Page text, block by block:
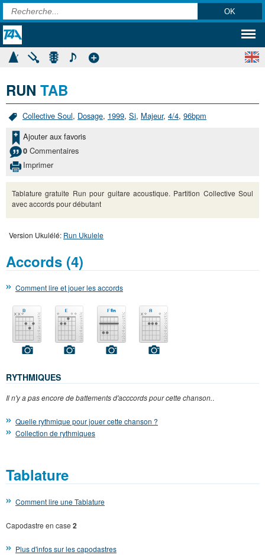
RUN TAB
Collective Soul, Dosage, 1999, Si, Majeur, 4/4, 96bpm
Ajouter aux favoris
0 Commentaires
Imprimer
Tablature gratuite Run pour guitare acoustique. Partition Collective Soul
avec accords pour débutant
Version Ukulélé: Run Ukulele
Accords (4)
Comment lire et jouer les accords
RYTHMIQUES
Il n'y a pas encore de battements d'acccords pour cette chanson..
Quelle rythmique pour jouer cette chanson ?
Collection de rythmiques
Tablature
Comment lire une Tablature
Capodastre en case 2
Plus d'infos sur les capodastres